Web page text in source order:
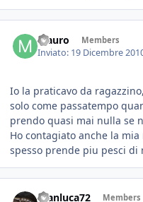
Mauro Members
Inviato: 19 Dicembre
Io la praticavo da
solo come passatempo
prendo quasi mai nulla se
Ho contagiato anche la
spesso prende piu pesci di
Gianluca72 Members